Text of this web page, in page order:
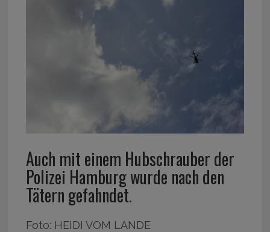
Auch mit einem Hubschrauber der
Polizei Hamburg wurde nach den
Tätern gefahndet.
Foto: HEIDI VOM LANDE